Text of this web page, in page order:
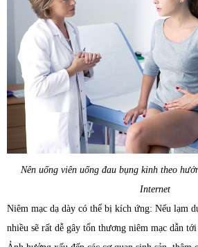
Nên uống viên uống đau bụng kinh theo
Internet
Niêm mạc dạ dày có thể bị kích ứng: Nếu lạm
nhiều sẽ rất dễ gây tổn thương niêm mạc dẫn